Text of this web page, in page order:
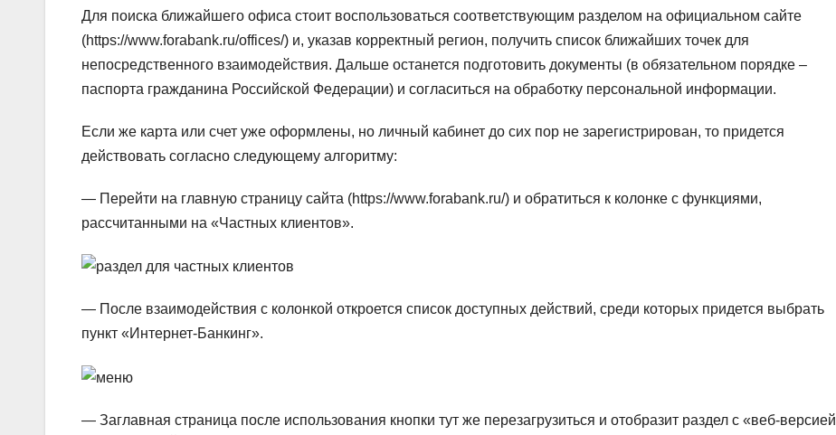
Для поиска ближайшего офиса стоит воспользоваться соответствующим разделом на официальном сайте
(https://www.forabank.ru/offices/) и, указав корректный регион, получить список ближайших точек для
непосредственного взаимодействия. Дальше останется подготовить документы (в обязательном порядке –
паспорта гражданина Российской Федерации) и согласиться на обработку персональной информации.
Если же карта или счет уже оформлены, но личный кабинет до сих пор не зарегистрирован, то придется
действовать согласно следующему алгоритму:
— Перейти на главную страницу сайта (https://www.forabank.ru/) и обратиться к колонке с функциями,
рассчитанными на «Частных клиентов».
— После взаимодействия с колонкой откроется список доступных действий, среди которых придется выбрать
пункт «Интернет-Банкинг».
— Заглавная страница после использования кнопки тут же перезагрузиться и отобразит раздел с «веб-версией